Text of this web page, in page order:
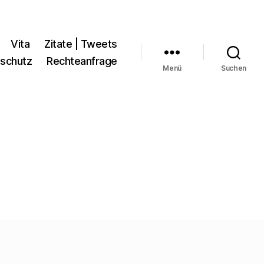
Vita
Zitate | Tweets
Rechteanfrage
Menü Suchen